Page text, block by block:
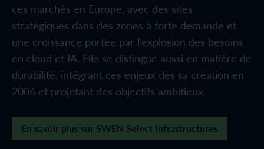
ces marchés en Europe, avec des sites
stratégiques dans des zones à forte demande et
une croissance portée par l’explosion des besoins
en cloud et IA. Elle se distingue aussi en matière de
durabilité, intégrant ces enjeux dès sa création en
2006 et projetant des objectifs ambitieux.
En savoir plus sur SWEN Select Infrastructures